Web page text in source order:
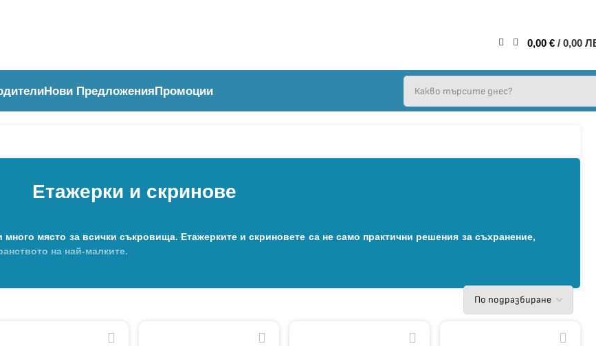
0,00 € / 0,00
Нови ПредложенияПромоции
Етажерки и скринове
място за всички съкровища. Етажерките и скриновете са не само практични решения за съхранение,
на най-малките.
и дълготрайността – масивна дървесина, MDF или здрава пластмаса, подходящи за ежедневна